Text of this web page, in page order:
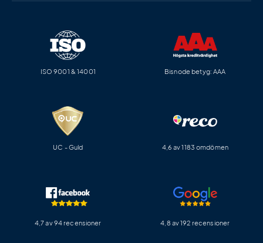
ISO 9001 & 14001 Bisnode betyg: AAA
UC - Guld 4,6 av 1183 omdömen
4,7 av 94 recensioner 4,8 av 192 recensioner